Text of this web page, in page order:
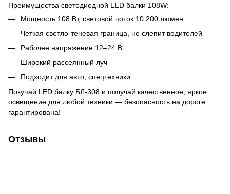
Преимущества светодиодной LED балки 108W:
Мощность 108 Вт, световой поток 10 200 люмен
Четкая светло-теневая граница, не слепит водителей
Рабочее напряжение 12–24 В
Широкий рассеянный луч
Подходит для авто, спецтехники
Покупай LED балку БЛ-308 и получай качественное, яркое
освещение для любой техники — безопасность на дороге
гарантирована!
Отзывы